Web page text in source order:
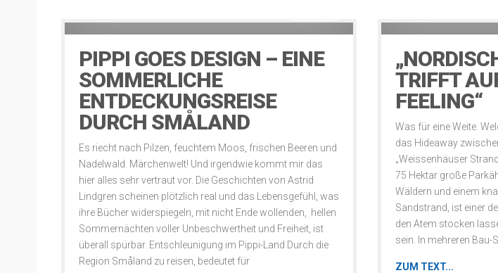
PIPPI GOES DESIGN – EINE
SOMMERLICHE
ENTDECKUNGSREISE
DURCH SMÅLAND
Es riecht nach Pilzen, feuchtem Moos, frischen Beeren und
Nadelwald. Märchenwelt! Und irgendwie kommt mir das
hier alles sehr vertraut vor. Die Geschichten von Astrid
Lindgren scheinen plötzlich real und das Lebensgefühl, was
ihre Bücher widerspiegeln, mit nicht Ende wollenden, hellen
Sommernächten voller Unbeschwertheit und Freiheit, ist
überall spürbar. Entschleunigung im Pippi-Land Durch die
Region Småland zu reisen, bedeutet für
TRIFFT
FEELING“
Was für eine Weite.
das Hideaway
„Weissenhäuser
75 Hektar große
Wäldern und einem
Sandstrand, ist einer
den Atem stocken
sein. In mehreren Bau-
ZUM TEXT...